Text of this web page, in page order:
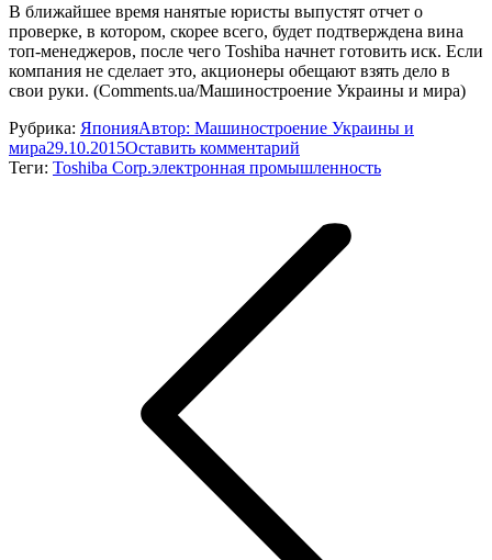
В ближайшее время нанятые юристы выпустят отчет о
проверке, в котором, скорее всего, будет подтверждена вина
топ-менеджеров, после чего Toshiba начнет готовить иск. Если
компания не сделает это, акционеры обещают взять дело в
свои руки. (Comments.ua/Машиностроение Украины и мира)
Рубрика: ЯпонияАвтор: Машиностроение Украины и
мира29.10.2015Оставить комментарий
Теги: Toshiba Corp.электронная промышленность